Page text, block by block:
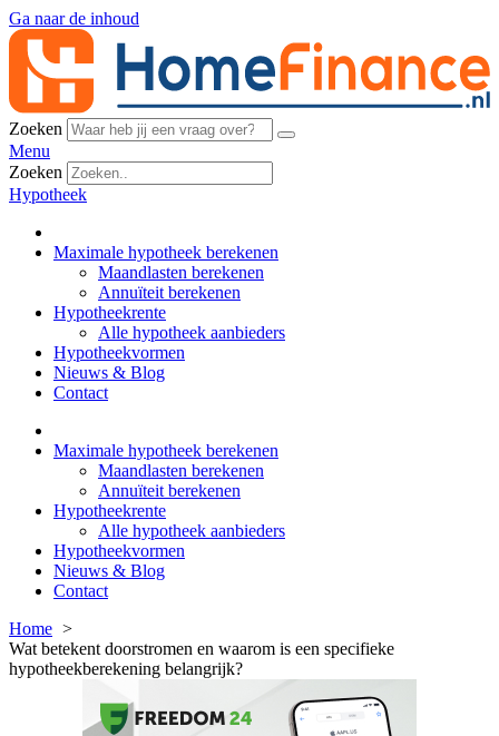
Ga naar de inhoud
Zoeken
Menu
Zoeken
Hypotheek
Maximale hypotheek berekenen
Maandlasten berekenen
Annuïteit berekenen
Hypotheekrente
Alle hypotheek aanbieders
Hypotheekvormen
Nieuws & Blog
Contact
Maximale hypotheek berekenen
Maandlasten berekenen
Annuïteit berekenen
Hypotheekrente
Alle hypotheek aanbieders
Hypotheekvormen
Nieuws & Blog
Contact
Home
Wat betekent doorstromen en waarom is een specifieke
hypotheekberekening belangrijk?